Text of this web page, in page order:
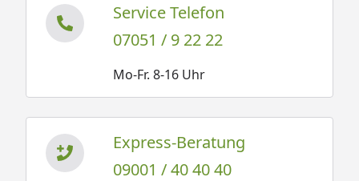
Service Telefon
07051 / 9 22 22
Mo-Fr. 8-16 Uhr
Express-Beratung
09001 / 40 40 40